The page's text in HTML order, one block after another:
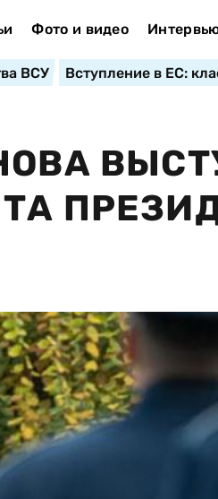
Фото и видео
ВСУ Вступление в ЕС: